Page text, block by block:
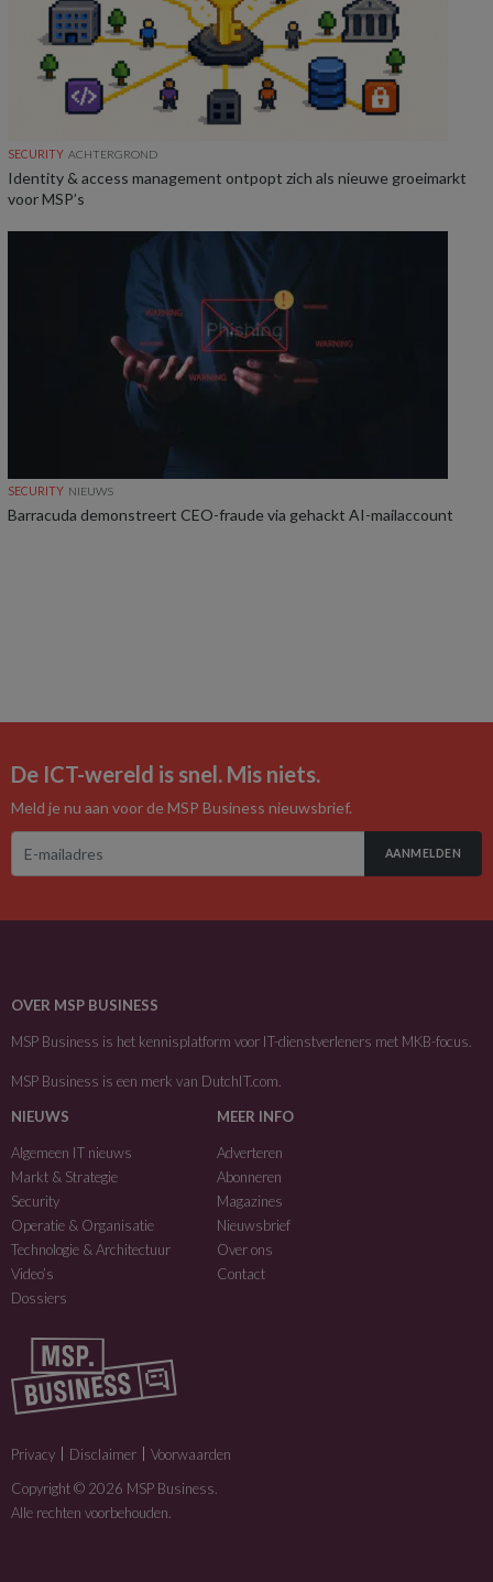
SECURITY ACHTERGROND
Identity & access management ontpopt zich als nieuwe groeimarkt
voor MSP’s
SECURITY NIEUWS
Barracuda demonstreert CEO-fraude via gehackt AI-mailaccount
De ICT-wereld is snel. Mis niets.
Meld je nu aan voor de MSP Business nieuwsbrief.
AANMELDEN
OVER MSP BUSINESS
MSP Business is het kennisplatform voor IT-dienstverleners met MKB-focus.
MSP Business is een merk van DutchIT.com.
NIEUWS
Algemeen IT nieuws
Markt & Strategie
Security
Operatie & Organisatie
Technologie & Architectuur
Video’s
Dossiers
MEER INFO
Adverteren
Abonneren
Magazines
Nieuwsbrief
Over ons
Contact
Privacy Disclaimer
Voorwaarden
Copyright © 2026 MSP Business.
Alle rechten voorbehouden.